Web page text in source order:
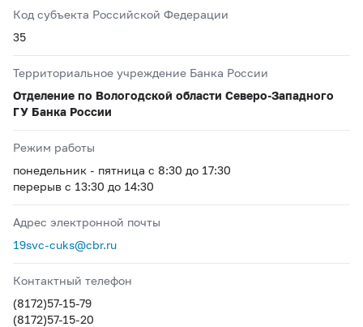
Код субъекта Российской Федерации
35
Территориальное учреждение Банка России
Отделение по Вологодской области Северо-Западного
ГУ Банка России
Режим работы
понедельник - пятница с 8:30 до 17:30
перерыв с 13:30 до 14:30
Адрес электронной почты
19svc-cuks@cbr.ru
Контактный телефон
(8172)57-15-79
(8172)57-15-20